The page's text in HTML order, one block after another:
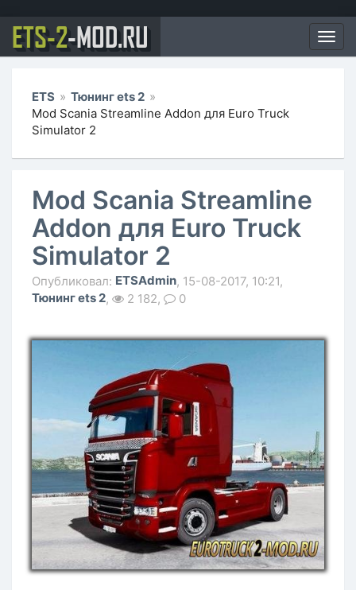
ETS-2-MOD.RU
ETS » Тюнинг ets 2 »
Mod Scania Streamline Addon для Euro Truck
Simulator 2
Mod Scania Streamline
Addon для Euro Truck
Simulator 2
Опубликовал: ETSAdmin, 15-08-2017, 10:21,
Тюнинг ets 2, 2 182, 0